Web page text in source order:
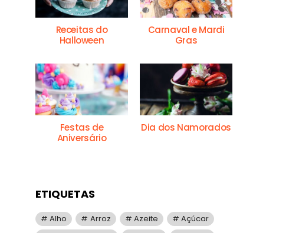
Receitas do
Halloween
Carnaval e Mardi
Gras
Festas de
Aniversário
Dia dos Namorados
ETIQUETAS
Alho Arroz Azeite
Açúcar